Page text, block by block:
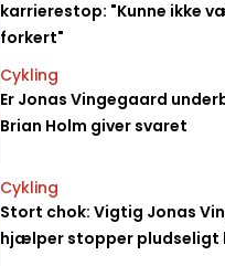
karrierestop: "Kunne ikke
forkert"
Cykling
Er Jonas Vingegaard
Brian Holm giver svaret
Cykling
Stort chok: Vigtig Jonas
hjælper stopper pludseligt